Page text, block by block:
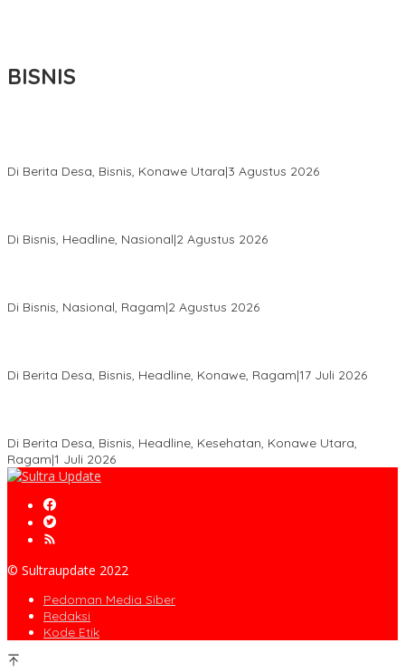
BISNIS
Di Berita Desa, Bisnis, Konawe Utara|3 Agustus 2026
Di Bisnis, Headline, Nasional|2 Agustus 2026
Di Bisnis, Nasional, Ragam|2 Agustus 2026
Di Berita Desa, Bisnis, Headline, Konawe, Ragam|17 Juli 2026
Di Berita Desa, Bisnis, Headline, Kesehatan, Konawe Utara,
Ragam|1 Juli 2026
© Sultraupdate 2022
Pedoman Media Siber
Redaksi
Kode Etik